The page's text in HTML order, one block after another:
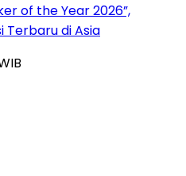
of the Year 2026”,
Terbaru di Asia